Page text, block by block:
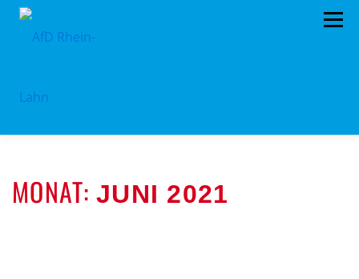
Zum
Menü
KONTAKT MITGLIED WERDEN
MONAT: JUNI 2021